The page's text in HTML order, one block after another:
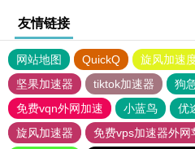
友情链接
网站地图 QuickQ 旋风加速
坚果加速器
tiktok加速器
狗
免费vqn外网加速
小蓝鸟 优
旋风加速器
免费vps加速器外网